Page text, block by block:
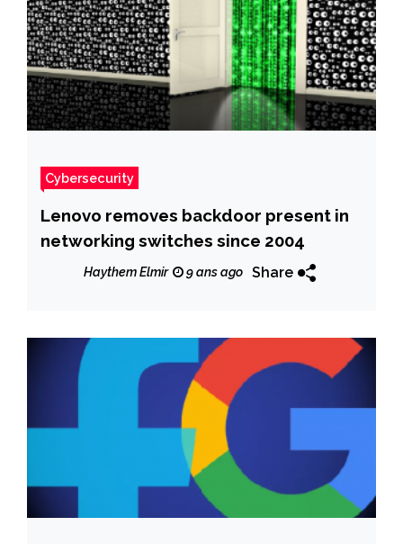
Cybersecurity
Lenovo removes backdoor present in
networking switches since 2004
Haythem Elmir 9 ans ago Share